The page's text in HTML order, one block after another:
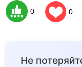
0 0
Не